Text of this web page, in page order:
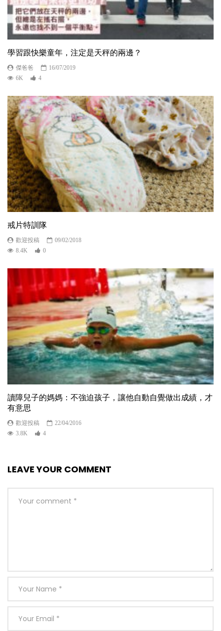
學習跟快樂童年，注定是天秤的兩邊？
傑爸爸
16/07/2019
6K
4
戒片特訓隊
歡迎投稿
09/02/2018
8.4K
0
讀障兒子的媽媽：不強迫孩子，讓他自動自覺做出成績，才
有意思
歡迎投稿
22/04/2016
3.8K
4
LEAVE YOUR COMMENT